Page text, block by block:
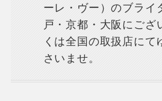
ーレ・ヴー）のブライ
戸・京都・大阪にござ
くは全国の取扱店にて
さいませ。